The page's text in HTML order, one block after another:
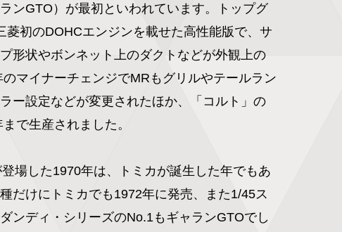
ンGTO）が最初といわれています。トップグ
菱初のDOHCエンジンを載せた高性能版で、サ
形状やボンネット上のダクトなどが外観上の
マイナーチェンジでMRもグリルやテールラン
ー設定などが変更されたほか、「コルト」の
で生産されました。
場した1970年は、トミカが誕生した年でもあ
だけにトミカでも1972年に発売、また1/45ス
ンディ・シリーズのNo.1もギャランGTOでし